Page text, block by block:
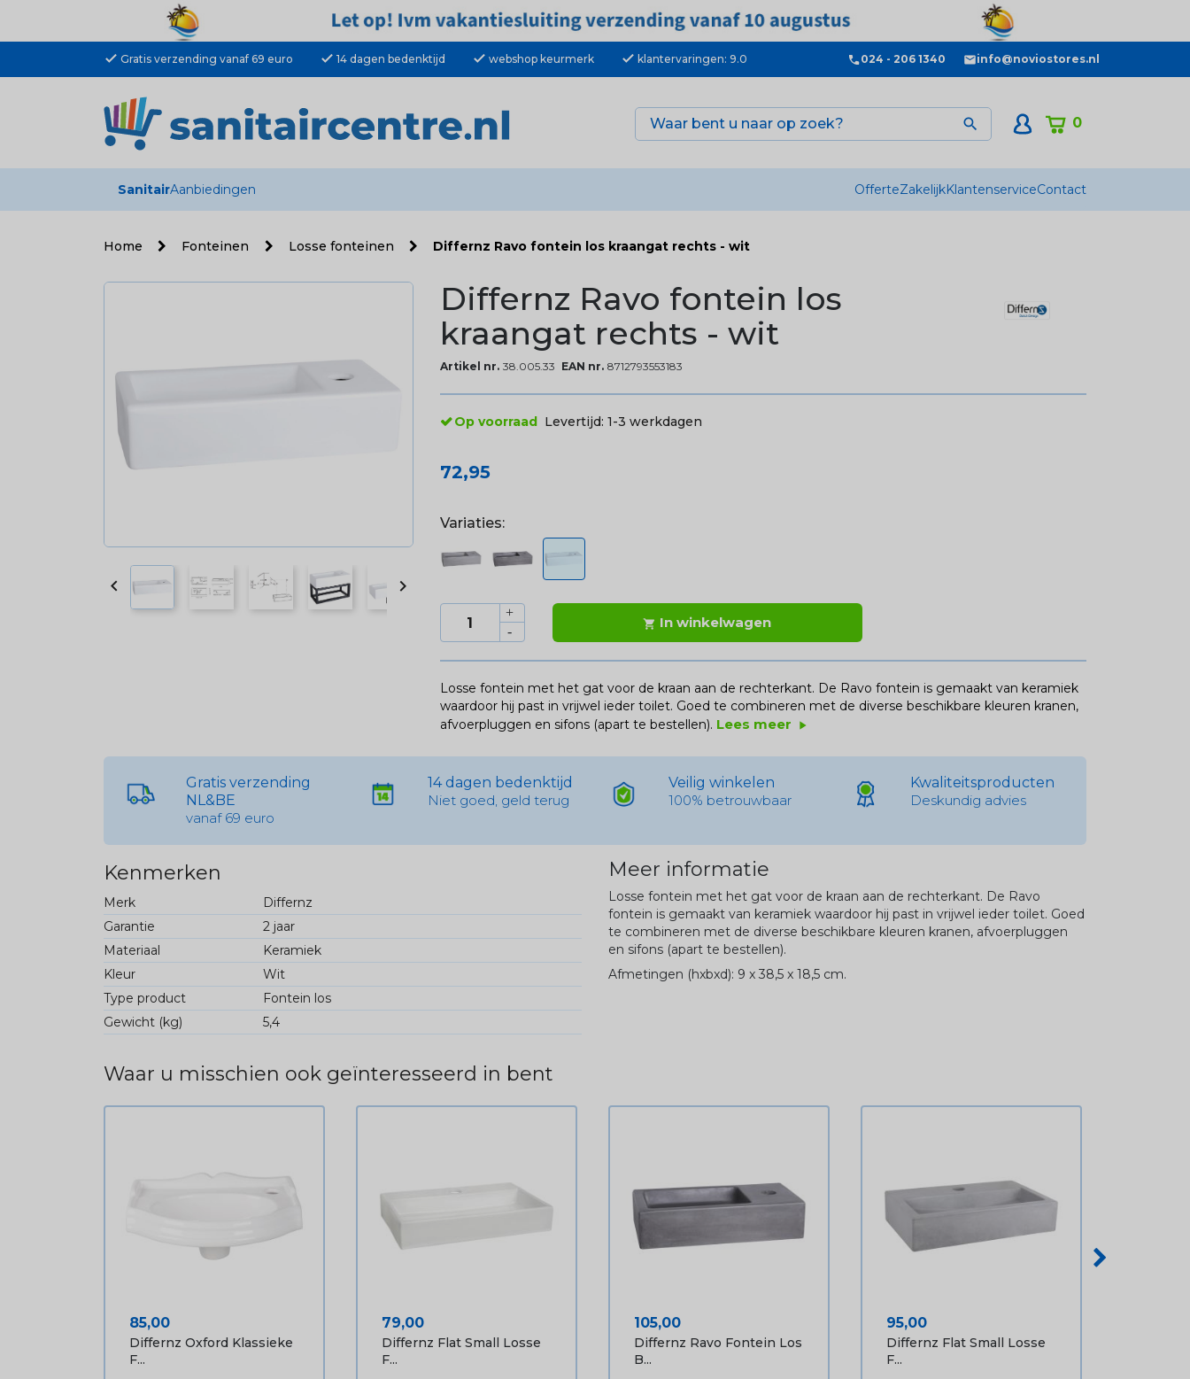
check Gratis verzending vanaf 69 euro check 14 dagen bedenktijd check webshop keurmerk check klantervaringen: 9.0 024 - 206 1340 info@noviostores.nl
0

SanitairAanbiedingen OfferteZakelijkKlantenserviceContact
Home Fonteinen Losse fonteinen Differnz Ravo fontein los kraangat rechts - wit
 
Differnz Ravo fontein los
kraangat rechts - wit
Artikel nr. 38.005.33 EAN nr. 8712793553183
Op voorraad Levertijd: 1-3 werkdagen
72,95
Variaties:
 In winkelwagen
Losse fontein met het gat voor de kraan aan de rechterkant. De Ravo fontein is gemaakt van keramiek
waardoor hij past in vrijwel ieder toilet. Goed te combineren met de diverse beschikbare kleuren kranen,
afvoerpluggen en sifons (apart te bestellen). Lees meer play_arrow
Gratis verzending
NL&BE
vanaf 69 euro
14 dagen bedenktijd
Niet goed, geld terug
Veilig winkelen
100% betrouwbaar
Kwaliteitsproducten
Deskundig advies
Kenmerken
Merk
Differnz
Garantie
2 jaar
Materiaal
Keramiek
Kleur
Wit
Type product
Fontein los
Gewicht (kg)
5,4
Meer informatie
Losse fontein met het gat voor de kraan aan de rechterkant. De Ravo
fontein is gemaakt van keramiek waardoor hij past in vrijwel ieder toilet. Goed
te combineren met de diverse beschikbare kleuren kranen, afvoerpluggen
en sifons (apart te bestellen).
Afmetingen (hxbxd): 9 x 38,5 x 18,5 cm.
Waar u misschien ook geïnteresseerd in bent
Prijs
85,00
Differnz Oxford Klassieke
F...
Prijs
79,00
Differnz Flat Small Losse
F...
Prijs
105,00
Differnz Ravo Fontein Los
B...
Prijs
95,00
Differnz Flat Small Losse
F...